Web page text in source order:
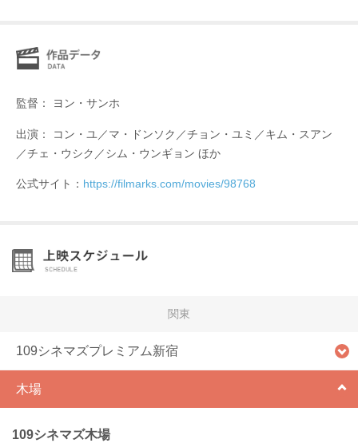
監督： ヨン・サンホ
出演： コン・ユ／マ・ドンソク／チョン・ユミ／キム・スアン
／チェ・ウシク／シム・ウンギョン ほか
公式サイト： https://filmarks.com/movies/98768
関東
109シネマズプレミアム新宿
木場
109シネマズ木場